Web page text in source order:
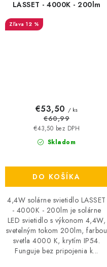
LASSET - 4000K - 200lm
12 %
Skladom
€43,50 bez DPH
€53,50 / ks
€60,99
DO KOŠÍKA
4,4W solárne svietidlo LASSET
- 4000K - 200lm je solárne
LED svietidlo s výkonom 4,4W,
svetelným tokom 200lm, farbou
svetla 4000 K, krytím IP54.
Funguje bez pripojenia k...